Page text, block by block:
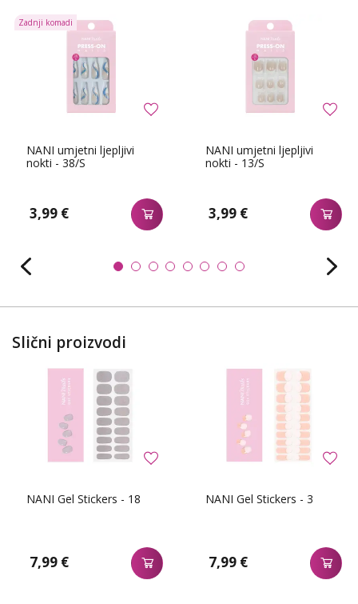
NANI umjetni ljepljivi
nokti - 38/S
3,99 €
Zadnji komadi
NANI umjetni ljepljivi
nokti - 13/S
3,99 €
Slični proizvodi
NANI Gel Stickers - 18
7,99 €
NANI Gel Stickers - 3
7,99 €